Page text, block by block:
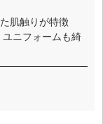
肌触りが特徴
ニフォームも綺